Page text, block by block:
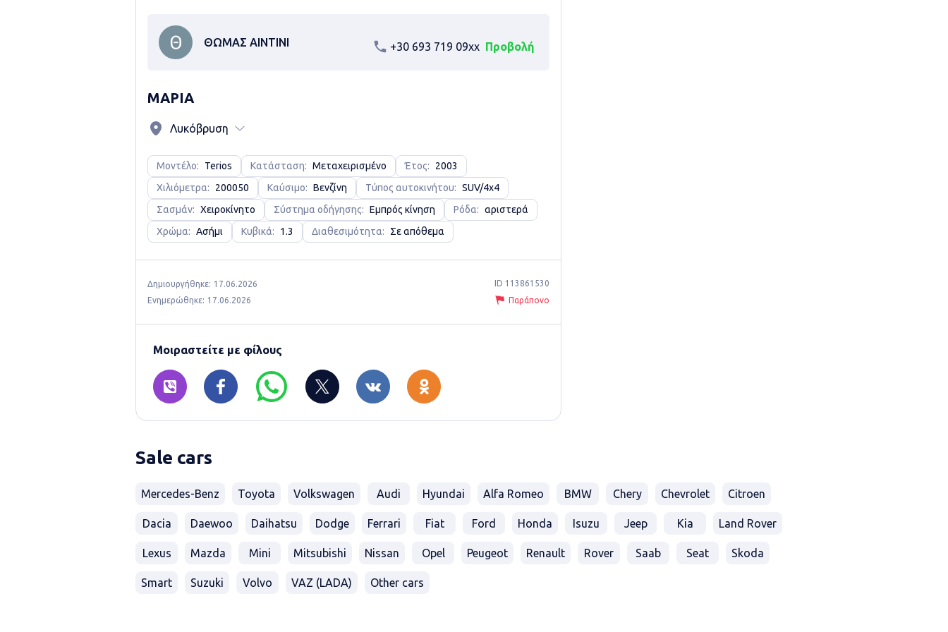
ΘΩΜΑΣ ΑΙΝΤΙΝΙ +30 693 719 09xx Προβολή
ΜΑΡΙΑ
Λυκόβρυση
Μοντέλο: Terios Κατάσταση: Μεταχειρισμένο Έτος:
2003
Χιλιόμετρα:
200050 Καύσιμο: Βενζίνη Τύπος αυτοκινήτου: SUV/4x4
Σασμάν: Χειροκίνητο Σύστημα οδήγησης: Εμπρός κίνηση Ρόδα: αριστερά
Χρώμα: Ασήμι Κυβικά: 1.3 Διαθεσιμότητα: Σε απόθεμα
Δημιουργήθηκε: 17.06.2026
Ενημερώθηκε: 17.06.2026
ID 113861530
Παράπονο
Μοιραστείτε με φίλους
Sale cars
Mercedes-Benz Toyota Volkswagen Audi Hyundai Alfa Romeo BMW Chery Chevrolet Citroen
Dacia Daewoo Daihatsu Dodge Ferrari Fiat Ford Honda Isuzu Jeep Kia Land Rover
Lexus Mazda Mini Mitsubishi Nissan Opel Peugeot Renault Rover Saab Seat Skoda
Smart Suzuki Volvo VAZ (LADA) Other cars